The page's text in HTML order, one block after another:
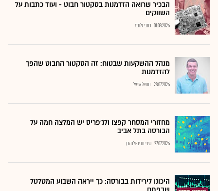
הבכיר שרואה הזדמנות בסקטור חבוט - ועוד כתבות על
השווקים
01.08.2026 כתבי גלובס
מנהל ההשקעות שבטוח: זה הסקטור החבוט שהפך
להזדמנות
28.07.2026 נתנאל אריאל
מחזורי המסחר קפצו ולג'פריס יש המלצה חמה על
הבורסה בתל אביב
27.07.2026 שירי חביב-ולדהורן
היכונו לירידות בבורסה: כך ייראה השבוע המטלטל